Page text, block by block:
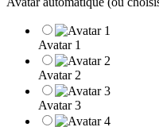
Avatar 1
Avatar 2
Avatar 3